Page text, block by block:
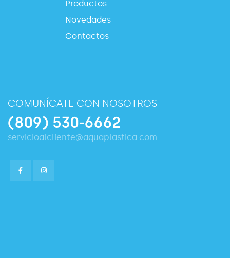
Productos
Novedades
Contactos
COMUNÍCATE CON NOSOTROS
(809) 530-6662
servicioalcliente@aquaplastica.com